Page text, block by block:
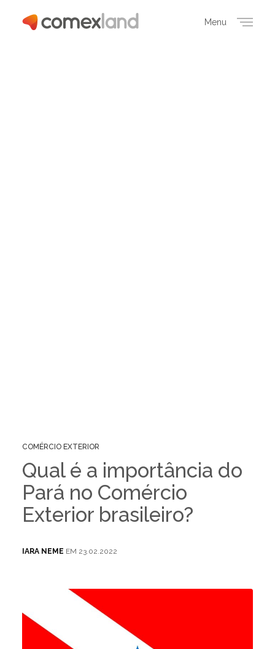
Menu
COMÉRCIO EXTERIOR
Qual é a importância do
Pará no Comércio
Exterior brasileiro?
IARA NEME EM 23.02.2022